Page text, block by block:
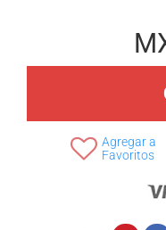
Agregar a
Favoritos